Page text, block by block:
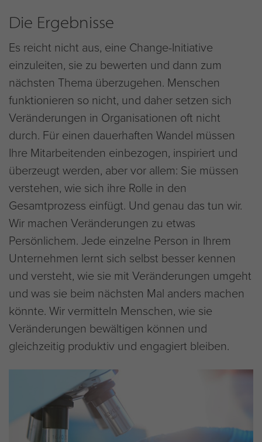
Die Ergebnisse
Es reicht nicht aus, eine Change-Initiative
einzuleiten, sie zu bewerten und dann zum
nächsten Thema überzugehen. Menschen
funktionieren so nicht, und daher setzen sich
Veränderungen in Organisationen oft nicht
durch. Für einen dauerhaften Wandel müssen
Ihre Mitarbeitenden einbezogen, inspiriert und
überzeugt werden, aber vor allem: Sie müssen
verstehen, wie sich ihre Rolle in den
Gesamtprozess einfügt. Und genau das tun wir.
Wir machen Veränderungen zu etwas
Persönlichem. Jede einzelne Person in Ihrem
Unternehmen lernt sich selbst besser kennen
und versteht, wie sie mit Veränderungen umgeht
und was sie beim nächsten Mal anders machen
könnte. Wir vermitteln Menschen, wie sie
Veränderungen bewältigen können und
gleichzeitig produktiv und engagiert bleiben.